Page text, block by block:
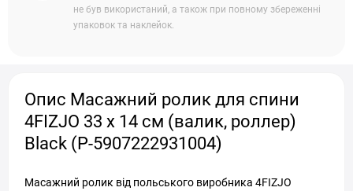
не був використаний, а також при повному збереженні
упаковок та наклейок.
Опис Масажний ролик для спини
4FIZJO 33 x 14 см (валик, роллер)
Black (P-5907222931004)
Масажний ролик від польського виробника 4FIZJO